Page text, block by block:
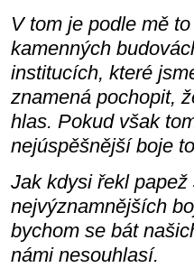
V tom je podle mě
kamenných
institucích, které
znamená pochopit,
hlas. Pokud však
nejúspěšnější boje
Jak kdysi řekl
nejvýznamnějších
bychom se bát
námi nesouhlasí.